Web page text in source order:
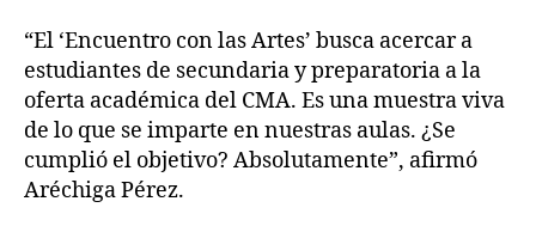
“El ‘Encuentro con las Artes’ busca acercar a
estudiantes de secundaria y preparatoria a la
oferta académica del CMA. Es una muestra viva
de lo que se imparte en nuestras aulas. ¿Se
cumplió el objetivo? Absolutamente”, afirmó
Aréchiga Pérez.